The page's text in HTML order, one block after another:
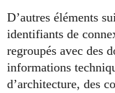
D’autres éléments
identifiants de
regroupés avec des
informations
d’architecture, des